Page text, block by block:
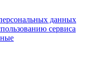
данных
сервиса